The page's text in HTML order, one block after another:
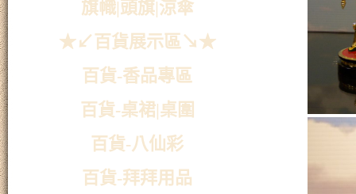
旗幟|頭旗|涼傘
★↙百貨展示區↘★
百貨-香品專區
百貨-桌裙|桌圍
百貨-八仙彩
百貨-拜拜用品